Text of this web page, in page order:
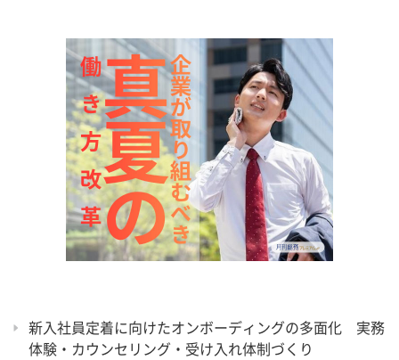
新入社員定着に向けたオンボーディングの多面化 実務
体験・カウンセリング・受け入れ体制づくり